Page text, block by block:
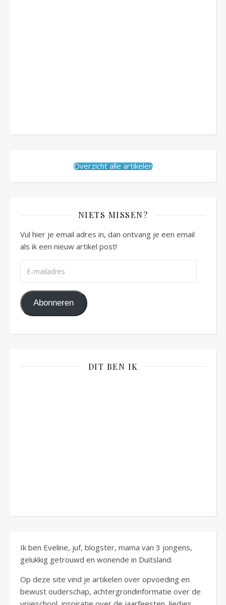
Overzicht alle artikelen
NIETS MISSEN?
Vul hier je email adres in, dan ontvang je een email
als ik een nieuw artikel post!
Abonneren
DIT BEN IK
Ik ben Eveline, juf, blogster, mama van 3 jongens,
gelukkig getrouwd en wonende in Duitsland.
Op deze site vind je artikelen over opvoeding en
bewust ouderschap, achtergrondinformatie over de